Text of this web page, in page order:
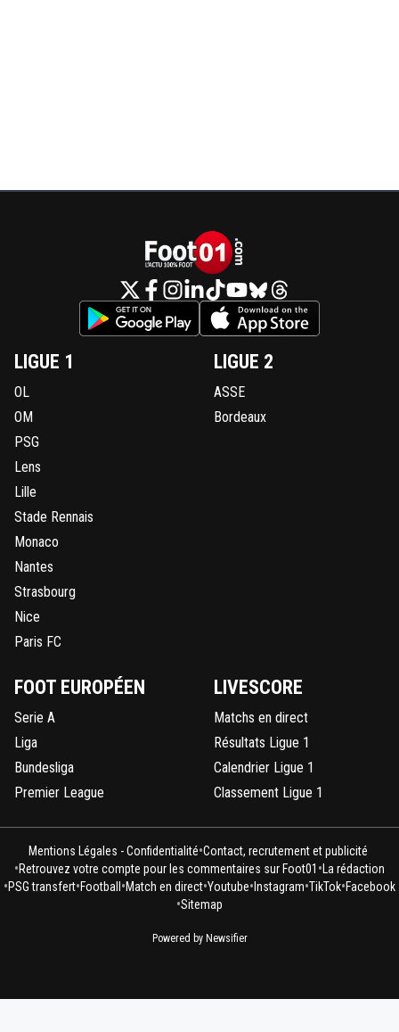
LIGUE 1
OL
OM
PSG
Lens
Lille
Stade Rennais
Monaco
Nantes
Strasbourg
Nice
Paris FC
LIGUE 2
ASSE
Bordeaux
FOOT EUROPÉEN
Serie A
Liga
Bundesliga
Premier League
LIVESCORE
Matchs en direct
Résultats Ligue 1
Calendrier Ligue 1
Classement Ligue 1
Mentions Légales - Confidentialité•Contact, recrutement et publicité
•Retrouvez votre compte pour les commentaires sur Foot01 • La rédaction
•PSG transfert•Football •Match en direct•Youtube• Instagram•TikTok•Facebook
•Sitemap
Powered by Newsifier